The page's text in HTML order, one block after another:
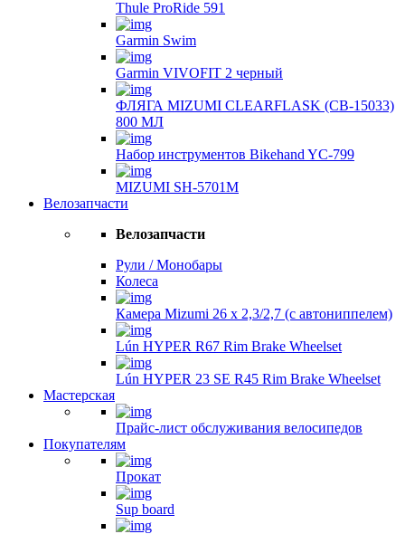
Thule ProRide 591
Garmin Swim
Garmin VIVOFIT 2 черный
ФЛЯГА MIZUMI CLEARFLASK (CB-15033)
800 МЛ
Набор инструментов Bikehand YC-799
MIZUMI SH-5701M
Велозапчасти
Велозапчасти
Рули / Монобары
Колеса
Камера Mizumi 26 x 2,3/2,7 (с автониппелем)
Lún HYPER R67 Rim Brake Wheelset
Lún HYPER 23 SE R45 Rim Brake Wheelset
Мастерская
Прайс-лист обслуживания велосипедов
Покупателям
Прокат
Sup board